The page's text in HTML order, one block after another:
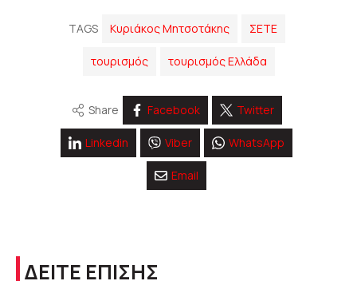
TAGS Κυριάκος Μητσοτάκης ΣΕΤΕ
τουρισμός τουρισμός Ελλάδα
Share Facebook Twitter
Linkedin Viber WhatsApp
Email
ΔΕΙΤΕ ΕΠΙΣΗΣ